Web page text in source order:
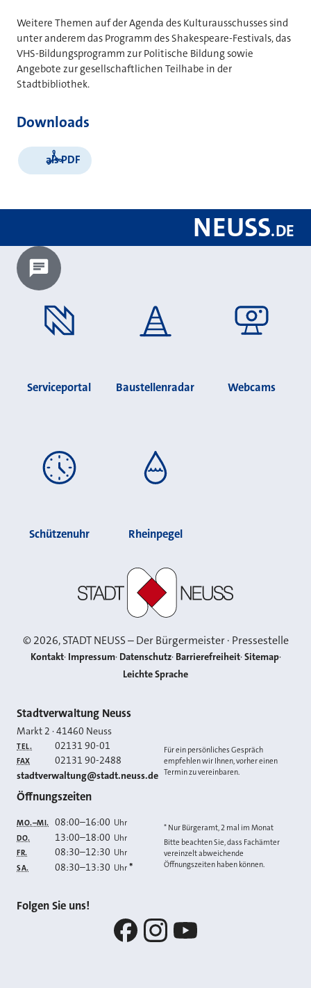
Weitere Themen auf der Agenda des Kulturausschusses sind
unter anderem das Programm des Shakespeare-Festivals, das
VHS-Bildungsprogramm zur Politische Bildung sowie
Angebote zur gesellschaftlichen Teilhabe in der
Stadtbibliothek.
Downloads
als PDF
NEUSS.DE
Chatbot laden?
Serviceportal Baustellenradar Webcams
Schützenuhr Rheinpegel
©2026, STADT NEUSS – Der Bürgermeister · Pressestelle
Kontakt Impressum Datenschutz Barrierefreiheit Sitemap
Leichte Sprache
Kontakt
Stadtverwaltung Neuss
Markt 2 ·41460 Neuss
TEL. 02131 90-01
FAX 02131 90-2488
E-MAIL
stadtverwaltung@stadt.neuss.de
Für ein persönliches Gespräch
empfehlen wir Ihnen, vorher einen
Termin zu vereinbaren.
Öffnungszeiten
MO.–MI. 08:00–16:00 Uhr
DO. 13:00–18:00 Uhr
FR. 08:30–12:30 Uhr
SA. 08:30–13:30 Uhr *
* Nur Bürgeramt, 2 mal im Monat
Bitte beachten Sie, dass Fachämter
vereinzelt abweichende
Öffnungszeiten haben können.
Folgen Sie uns!